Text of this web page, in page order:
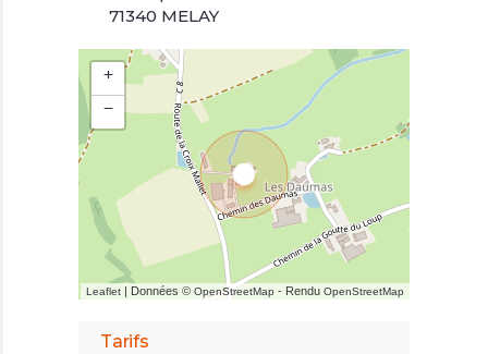
71340 MELAY
+
−
Leaflet | Données © OpenStreetMap - Rendu OpenStreetMap
Tarifs